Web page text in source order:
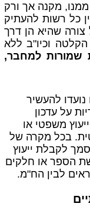
מקנה אך ורק
כל רשות להעתיק
שהיא הן דרך
הקלטה וכיו"ב ללא
שמורות למחבר,
להעשיר
על עדכון
משפטי או
בכל מקרה של
לקבלת ייעוץ
הספר או חלקים
לבין הח"מ.